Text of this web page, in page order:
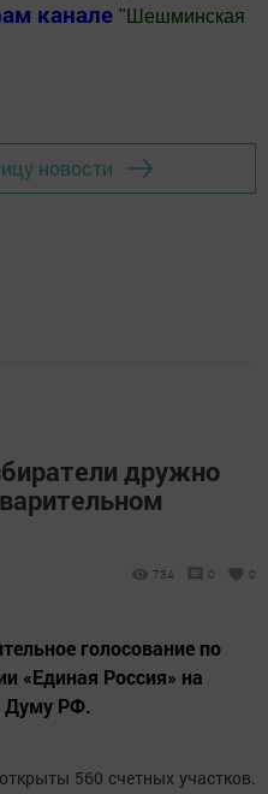
канале " Шешминская
новости
дружно
734 0 0
голосование по
«Единая Россия» на
Думу РФ.
560 счетных участков.